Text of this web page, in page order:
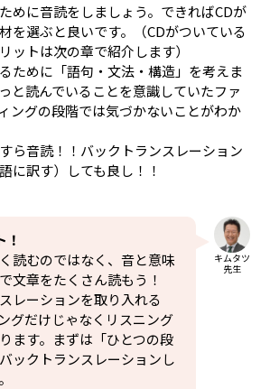
めに音読をしましょう。できればCDが
を選ぶと良いです。（CDがついている
ットは次の章で紹介します）
ために「語句・文法・構造」を考えま
と読んでいることを意識していたファ
ングの段階では気づかないことがわか
ら音読！！バックトランスレーション
に訳す）しても良し！！
読むのではなく、音と意味
文章をたくさん読もう！
レーションを取り入れる
グだけじゃなくリスニング
ます。まずは「ひとつの段
ックトランスレーションし
キムタツ
先生